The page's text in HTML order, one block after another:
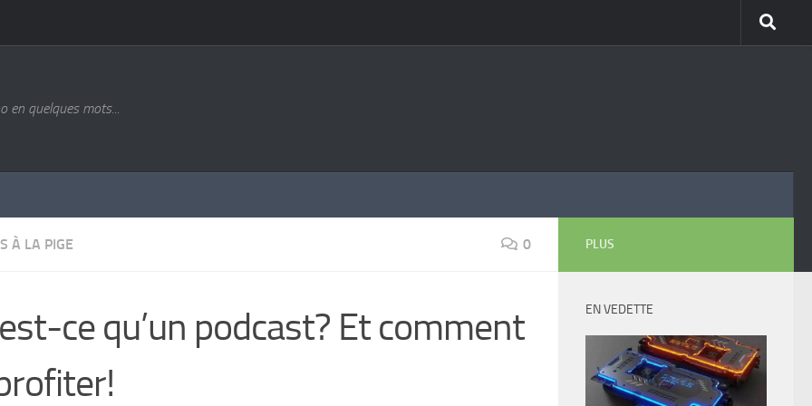
en quelques mots...
À LA PIGE 0
ce qu’un podcast? Et comment
PLUS
EN VEDETTE